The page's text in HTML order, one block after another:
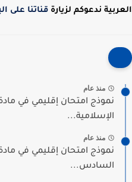
العربية ندعوكم لزيارة قناتنا على
منذ عام
نموذج امتحان إقليمي في مادة
الإسلامية...
منذ عام
نموذج امتحان إقليمي في
السادس...